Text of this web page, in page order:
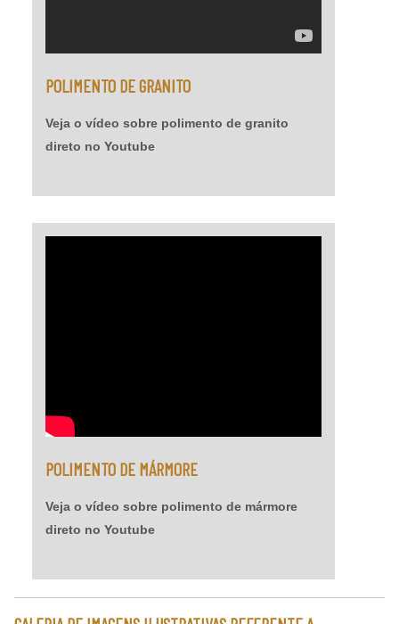
POLIMENTO DE GRANITO
Veja o vídeo sobre polimento de granito
direto no Youtube
POLIMENTO DE MÁRMORE
Veja o vídeo sobre polimento de mármore
direto no Youtube